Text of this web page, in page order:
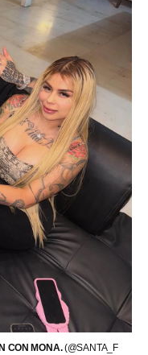
CON MONA.(@SANTA_F